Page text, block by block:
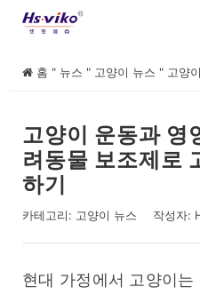
홈 " 뉴스 " 고양이 뉴스 " 고양이 운
고양이 운동과 영
려동물 보조제로
하기
카테고리: 고양이 뉴스 작성자:
현대 가정에서 고양이는